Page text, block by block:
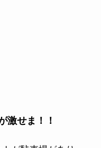
激せま！！